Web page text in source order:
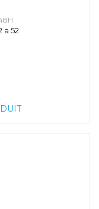
a 52